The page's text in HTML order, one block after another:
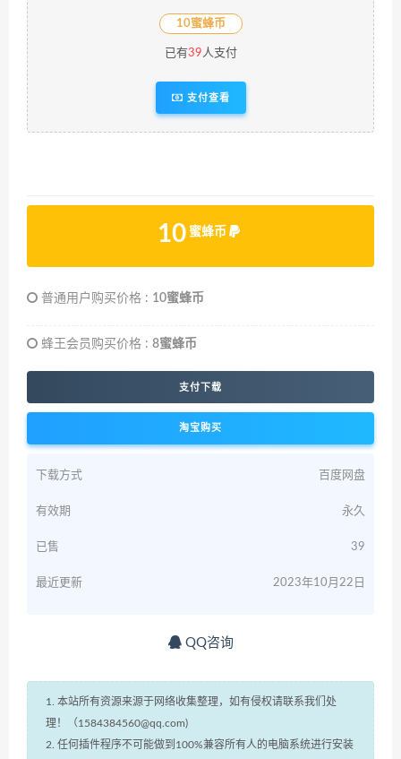
10蜜蜂币
已有39 人支付
支付查看
10 蜜蜂币
普通用户购买价格 : 10蜜蜂币
蜂王会员购买价格 : 8蜜蜂币
支付下载
淘宝购买
下载方式 百度网盘
有效期 永久
已售 39
最近更新 2023年10月22日
QQ咨询
1. 本站所有资源来源于网络收集整理，如有侵权请联系我们处
理！（1584384560@qq.com)
2. 任何插件程序不可能做到100%兼容所有人的电脑系统进行安装